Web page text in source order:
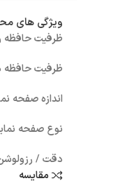
ویژگی های
ظرفیت حافظه
ظرفیت حافظه
اندازه صفحه
نوع صفحه
دقت /
مقایسه